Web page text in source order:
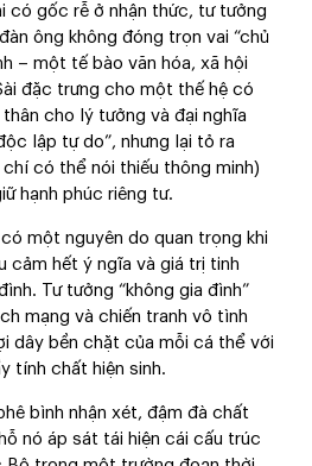
có gốc rễ ở nhận thức, tư tưởng
ông không đóng trọn vai “chủ
– một tế bào văn hóa, xã hội
đặc trưng cho một thế hệ có
cho lý tưởng và đại nghĩa
lập tự do”, nhưng lại tỏ ra
có thể nói thiếu thông minh)
hạnh phúc riêng tư.
có một nguyên do quan trọng khi
cảm hết ý ngĩa và giá trị tinh
Tư tưởng “không gia đình”
mạng và chiến tranh vô tình
dây bền chặt của mỗi cá thể với
tính chất hiện sinh.
bình nhận xét, đậm đà chất
nó áp sát tái hiện cái cấu trúc